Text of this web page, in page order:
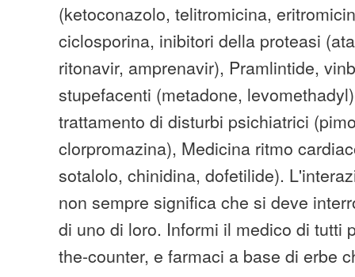
(ketoconazolo, telitromicina,
ciclosporina, inibitori della proteasi
ritonavir, amprenavir), Pramlintide,
stupefacenti (metadone,
trattamento di disturbi psichiatrici
clorpromazina), Medicina ritmo
sotalolo, chinidina, dofetilide).
non sempre significa che si deve
di uno di loro. Informi il medico di tutti
the-counter, e farmaci a base di erbe